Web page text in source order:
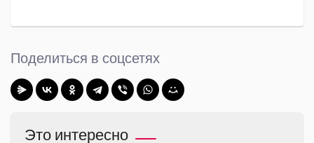
Поделиться в соцсетях
Это интересно